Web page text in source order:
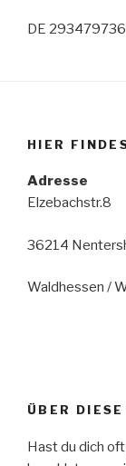
DE 293479736
HIER
Adresse
Elzebachstr.8
36214
Waldhessen /
ÜBER
Hast du dich